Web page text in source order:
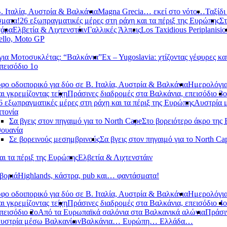
Αυστρία & ΒαλκάνιαMagna Grecia… εκεί στο νότο…
26 εξωπραγματικές μέρες στη ράχη και τα πέριξ της Ευρώπης
Ελβετία & ΛιχτενστάινΓαλλικές ΆλπειςLos Taxidious
Moto GP
Μοτοσυκλέτας: “Βαλκάνια”Ex – Yugoslavia: χτίζοντας γέφυρες
1ο
οδοιπορικό για δύο σε Β. Ιταλία, Αυστρία & Βαλκάνια
γκρεμίζοντας τείχηΠράσινες διαδρομές στα Βαλκάνια, επεισόδιο 3ο
εξωπραγματικές μέρες στη ράχη και τα πέριξ της ΕυρώπηςΑυστρία
Σα βγεις στον πηγαιμό για το North CapeΣτο βορειότερο άκρο
Σε βορεινούς μεσημβρινούςΣα βγεις στον πηγαιμό για το North
τα πέριξ της ΕυρώπηςΕλβετία & Λιχτενστάιν
Highlands, κάστρα, pub και… φαντάσματα!
οδοιπορικό για δύο σε Β. Ιταλία, Αυστρία & Βαλκάνια
γκρεμίζοντας τείχηΠράσινες διαδρομές στα Βαλκάνια, επεισόδιο 4ο
2οΑπό τα Ευρωπαϊκά σαλόνια στα Βαλκανικά αλώνια
μέσω ΒαλκανίωνΒαλκάνια… Ευρώπη… Ελλάδα…